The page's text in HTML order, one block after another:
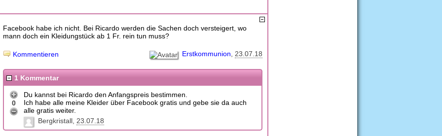
Facebook habe ich nicht. Bei Ricardo werden die Sachen doch versteigert, wo
mann doch ein Kleidungstück ab 1 Fr. rein tun muss?
Erstkommunion 23.07.18
Kommentieren
1 Kommentar
0
Du kannst bei Ricardo den Anfangspreis bestimmen.
Ich habe alle meine Kleider über Facebook gratis und gebe sie da auch
alle gratis weiter.
Bergkristall 23.07.18